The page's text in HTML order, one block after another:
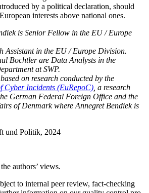
by a political declaration, should
interests above national ones.
is Senior Fellow in the EU / Europe
Assistant in the EU / Europe Division.
Bochtler are Data Analysts in the
at SWP.
on research conducted by the
Cyber Incidents (EuRepoC) , a research
German Federal Foreign Office and the
of Denmark where Annegret Bendiek is
und Politik, 2024
authors’ views.
to internal peer review, fact-checking